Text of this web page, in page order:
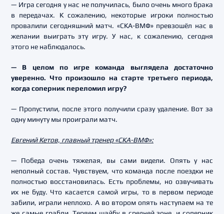
— Игра сегодня у нас не получилась, было очень много брака
в передачах. К сожалению, некоторые игроки полностью
провалили сегодняшний матч. «СКА-ВМФ» превзошёл нас в
желании выиграть эту игру. У нас, к сожалению, сегодня
этого не наблюдалось.
— В целом по игре команда выглядела достаточно
уверенно. Что произошло на старте третьего периода,
когда соперник переломил игру?
— Пропустили, после этого получили сразу удаление. Вот за
одну минуту мы проиграли матч.
Евгений Кетов, главный тренер «СКА-ВМФ»:
— Победа очень тяжелая, вы сами видели. Опять у нас
неполный состав. Чувствуем, что команда после поездки не
полностью восстановилась. Есть проблемы, но озвучивать
их не буду. Что касается самой игры, то в первом периоде
забили, играли неплохо. А во втором опять наступаем на те